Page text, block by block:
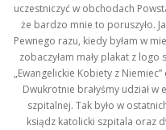
uczestniczyć w obchodach
że bardzo mnie to poruszyło.
Pewnego razu, kiedy byłam w
zobaczyłam mały plakat z logo
„Ewangelickie Kobiety z
Dwukrotnie brałyśmy udział
szpitalnej. Tak było w
ksiądz katolicki szpitala oraz